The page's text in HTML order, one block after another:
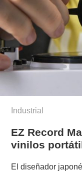
Industrial
EZ Record
vinilos
El diseñador